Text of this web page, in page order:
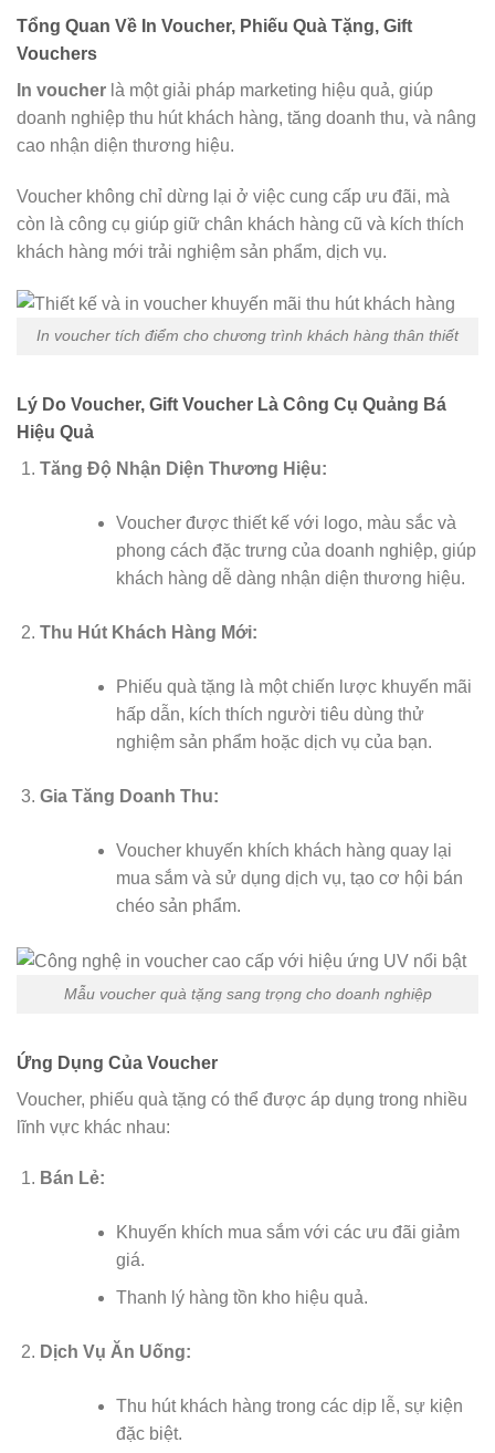
Tổng Quan Về In Voucher, Phiếu Quà Tặng, Gift
Vouchers
In voucher là một giải pháp marketing hiệu quả, giúp
doanh nghiệp thu hút khách hàng, tăng doanh thu, và nâng
cao nhận diện thương hiệu.
Voucher không chỉ dừng lại ở việc cung cấp ưu đãi, mà
còn là công cụ giúp giữ chân khách hàng cũ và kích thích
khách hàng mới trải nghiệm sản phẩm, dịch vụ.
In voucher tích điểm cho chương trình khách hàng thân thiết
Lý Do Voucher, Gift Voucher Là Công Cụ Quảng Bá
Hiệu Quả
Tăng Độ Nhận Diện Thương Hiệu:
Voucher được thiết kế với logo, màu sắc và
phong cách đặc trưng của doanh nghiệp, giúp
khách hàng dễ dàng nhận diện thương hiệu.
Thu Hút Khách Hàng Mới:
Phiếu quà tặng là một chiến lược khuyến mãi
hấp dẫn, kích thích người tiêu dùng thử
nghiệm sản phẩm hoặc dịch vụ của bạn.
Gia Tăng Doanh Thu:
Voucher khuyến khích khách hàng quay lại
mua sắm và sử dụng dịch vụ, tạo cơ hội bán
chéo sản phẩm.
Mẫu voucher quà tặng sang trọng cho doanh nghiệp
Ứng Dụng Của Voucher
Voucher, phiếu quà tặng có thể được áp dụng trong nhiều
lĩnh vực khác nhau:
Bán Lẻ:
Khuyến khích mua sắm với các ưu đãi giảm
giá.
Thanh lý hàng tồn kho hiệu quả.
Dịch Vụ Ăn Uống:
Thu hút khách hàng trong các dịp lễ, sự kiện
đặc biệt.